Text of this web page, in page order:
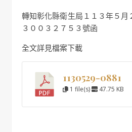
轉知彰化縣衛生局１１３年５月２４日彰衛藥字第１１
３００３２７５３號函
全文詳見檔案下載
1130529-0881
1 file(s) 47.75 KB